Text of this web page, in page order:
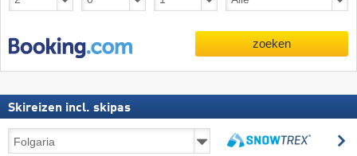
zoeken
Skireizen incl. skipas
Skireizen
incl.